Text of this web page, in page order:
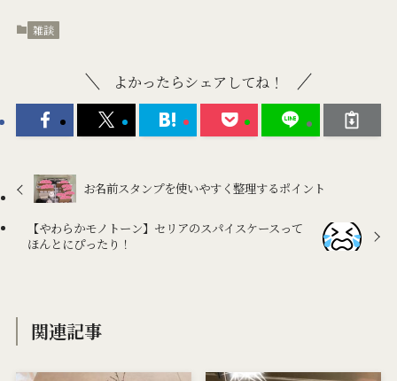
雑談
よかったらシェアしてね！
お名前スタンプを使いやすく整理するポイント
【やわらかモノトーン】セリアのスパイスケースって
ほんとにぴったり！
関連記事